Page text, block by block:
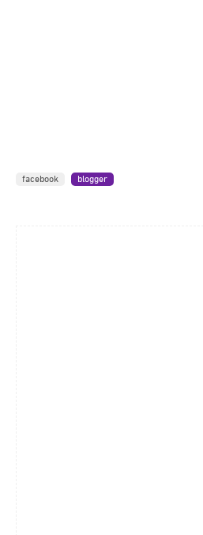
blogger
facebook